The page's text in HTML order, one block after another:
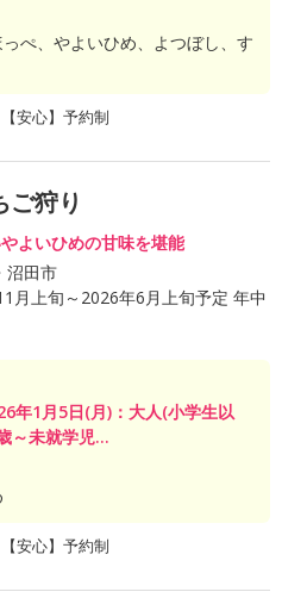
ぺ、やよいひめ、よつぼし、す
【安心】予約制
ご狩り
よいひめの甘味を堪能
沼田市
月上旬～2026年6月上旬予定 年中
年1月5日(月)：大人(小学生以
～未就学児...
【安心】予約制